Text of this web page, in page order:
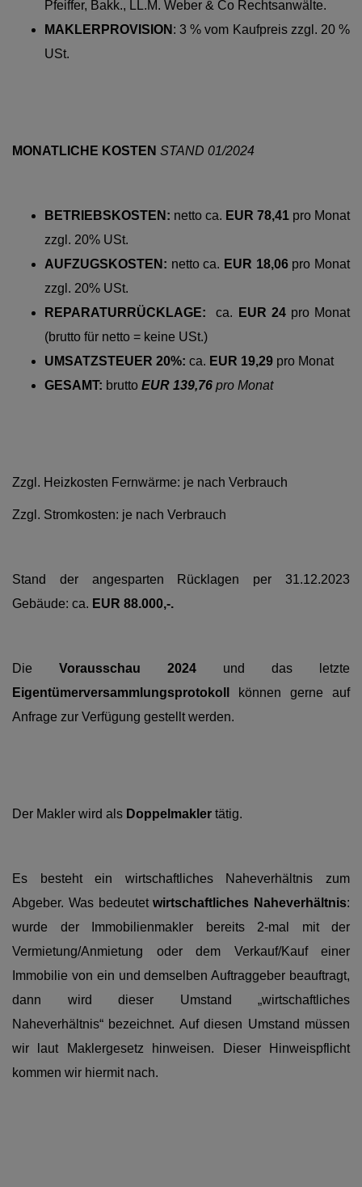
Pfeiffer, Bakk., LL.M. Weber & Co Rechtsanwälte.
MAKLERPROVISION : 3 % vom Kaufpreis zzgl. 20 %
USt.
MONATLICHE KOSTEN STAND 01/2024
BETRIEBSKOSTEN: netto ca. EUR 78,41 pro Monat
zzgl. 20% USt.
AUFZUGSKOSTEN: nettoca. EUR 18,06 pro Monat
zzgl. 20% USt.
REPARATURRÜCKLAGE: ca. EUR 24pro Monat
(brutto für netto = keine USt.)
UMSATZSTEUER 20%: ca. EUR 19,29 pro Monat
GESAMT: brutto EUR 139,76 pro Monat
Zzgl. Heizkosten Fernwärme: je nach Verbrauch
Zzgl. Stromkosten: je nach Verbrauch
Stand der angesparten Rücklagen per 31.12.2023
Gebäude: ca. EUR 88.000,-.
Die Vorausschau 2024 und das letzte
Eigentümerversammlungsprotokoll
können gerne auf
Anfrage zur Verfügung gestellt werden.
Der Makler wird als Doppelmakler tätig.
Es besteht ein wirtschaftliches Naheverhältnis zum
Abgeber. Was bedeutetwirtschaftliches Naheverhältnis:
wurde der Immobilienmakler bereits 2-mal mit der
Vermietung/Anmietung oder dem Verkauf/Kauf einer
Immobilie von ein und demselben Auftraggeber beauftragt,
dann wird dieser Umstand „wirtschaftliches
Naheverhältnis“ bezeichnet. Auf diesen Umstand müssen
wir laut Maklergesetz hinweisen. Dieser Hinweispflicht
kommen wir hiermit nach.